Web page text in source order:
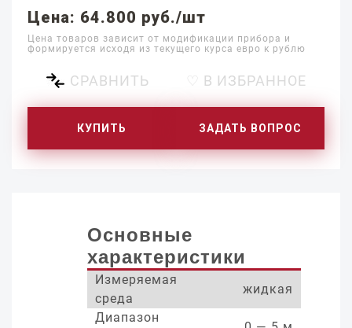
Цена: 64.800 руб./шт
Цена товаров зависит от модификации прибора и
формируется исходя из текущего курса евро к рублю
СРАВНИТЬ ♡ В ИЗБРАННОЕ
КУПИТЬ ЗАДАТЬ ВОПРОС
Основные
характеристики
Измеряемая
среда
жидкая
Диапазон